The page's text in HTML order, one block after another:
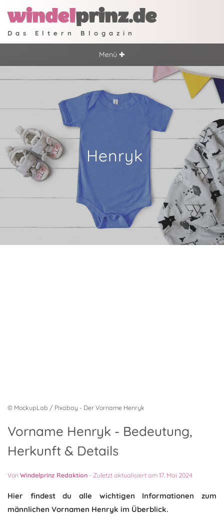
windelprinz.de
Das Eltern Blogazin
Menü ✚
Henryk
© MockupLab / Pixabay - Der Vorname Henryk
Vorname Henryk - Bedeutung,
Herkunft & Details
VonWindelprinz Redaktion - Zuletzt aktualisiert am 17. Mai 2024
Hier findest du alle wichtigen Informationen zum
männlichen Vornamen Henryk im Überblick.